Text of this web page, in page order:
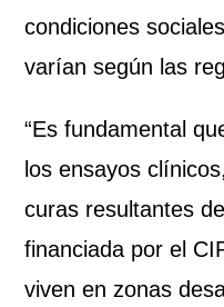
condiciones
varían según las
“Es fundamental
los ensayos
curas resultantes
financiada por el
viven en zonas